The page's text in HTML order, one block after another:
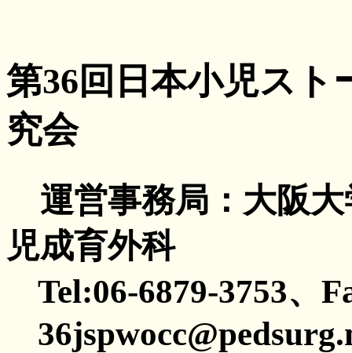
第36回日本小児スト
究会
運営事務局：大阪
児成育外科
Tel:06-6879-3753、